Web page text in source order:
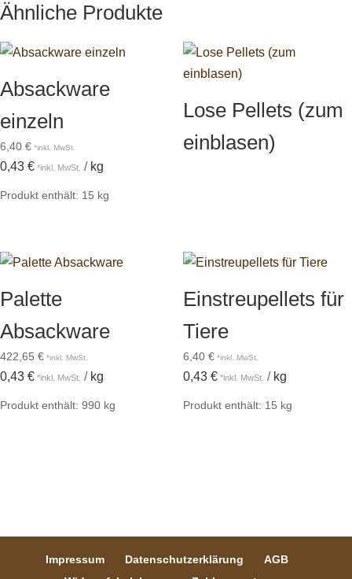
Ähnliche Produkte
Absackware
einzeln
6,40 €
0,43 € / kg
Produkt enthält: 15 kg
Lose Pellets (zum
einblasen)
Palette
Absackware
422,65 €
0,43 € / kg
Produkt enthält: 990 kg
Einstreupellets für
Tiere
6,40 €
0,43 € / kg
Produkt enthält: 15 kg
Impressum Datenschutzerklärung
AGB